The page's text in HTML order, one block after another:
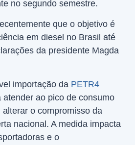
no segundo semestre.
que o objetivo é
em diesel no Brasil até
da presidente Magda
importação da PETR4
atender ao pico de consumo
o compromisso da
nacional. A medida impacta
e o